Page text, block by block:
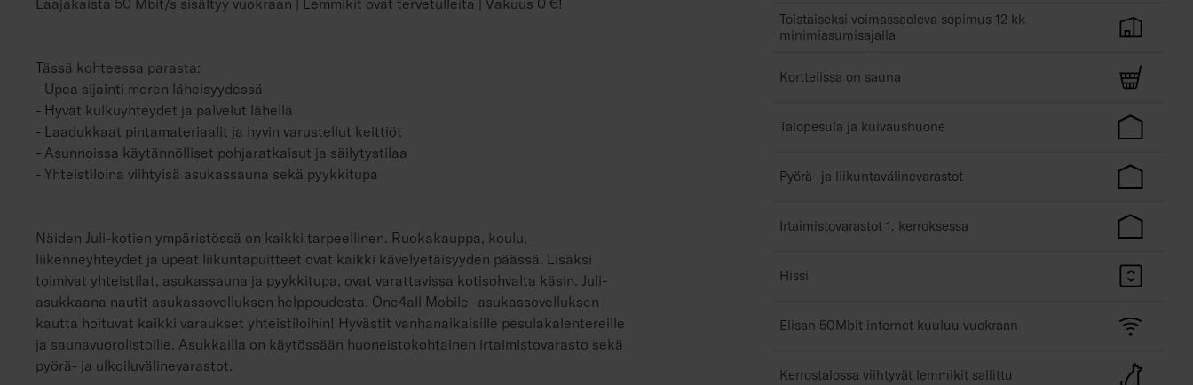
Tässä kohteessa parasta:
- Upea sijainti meren läheisyydessä
- Hyvät kulkuyhteydet ja palvelut lähellä
- Laadukkaat pintamateriaalit ja hyvin varustellut keittiöt
- Asunnoissa käytännölliset pohjaratkaisut ja säilytystilaa
- Yhteistiloina viihtyisä asukassauna sekä pyykkitupa
Näiden Juli-kotien ympäristössä on kaikki tarpeellinen. Ruokakauppa, koulu,
liikenneyhteydet ja upeat liikuntapuitteet ovat kaikki kävelyetäisyyden päässä. Lisäksi
toimivat yhteistilat, asukassauna ja pyykkitupa, ovat varattavissa kotisohvalta käsin. Juli-
asukkaana nautit asukassovelluksen helppoudesta. One4all Mobile -asukassovelluksen
kautta hoituvat kaikki varaukset yhteistiloihin! Hyvästit vanhanaikaisille pesulakalentereille
ja saunavuorolistoille. Asukkailla on käytössään huoneistokohtainen irtaimistovarasto sekä
pyörä- ja ulkoiluvälinevarastot.
Toistaiseksi voimassaoleva sopimus 12 kk
minimiasumisajalla
Korttelissa on sauna
Talopesula ja kuivaushuone
Pyörä- ja liikuntavälinevarastot
Irtaimistovarastot 1. kerroksessa
Hissi
Elisan 50Mbit internet kuuluu vuokraan
Kerrostalossa viihtyvät lemmikit sallittu